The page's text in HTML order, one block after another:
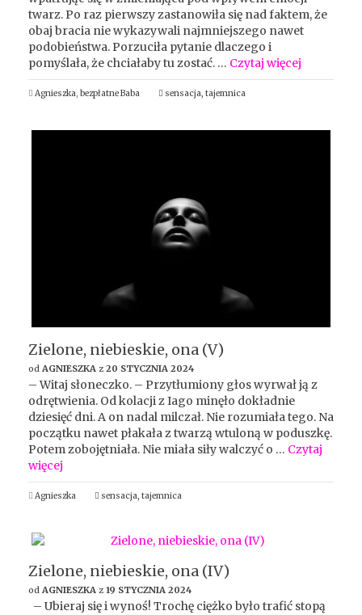
twarz. Po raz pierwszy zastanowiła się nad faktem, że
obaj bracia nie wykazywali najmniejszego nawet
podobieństwa. Porzuciła pytanie dlaczego i
pomyślała, że chciałaby tu zostać. … Czytaj więcej
Agnieszka, bezpłatne Baba sensacja, tajemnica
Zielone, niebieskie, ona (V)
od AGNIESZKA z 20 STYCZNIA 2024
– Witaj słoneczko. – Przytłumiony głos wyrwał ją z
odrętwienia. Od kolacji z Iago minęło dokładnie
dziesięć dni. A on nadal milczał. Nie rozumiała tego. Na
początku nawet płakała z twarzą wtuloną w poduszkę.
Potem zobojętniała. Nie miała siły walczyć o … Czytaj
więcej
Agnieszka sensacja, tajemnica
Zielone, niebieskie, ona (IV)
od AGNIESZKA z 19 STYCZNIA 2024
– Ubieraj się i wynoś! Trochę ciężko było trafić stopą